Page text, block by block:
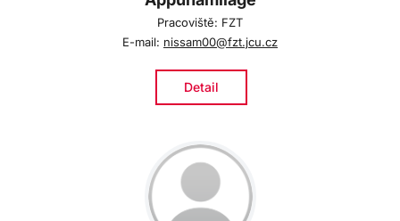
Pracoviště: FZT
E-mail: nissam00@fzt.jcu.cz
Detail